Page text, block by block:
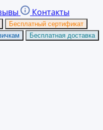
Контакты
Бесплатный сертификат
Бесплатная доставка